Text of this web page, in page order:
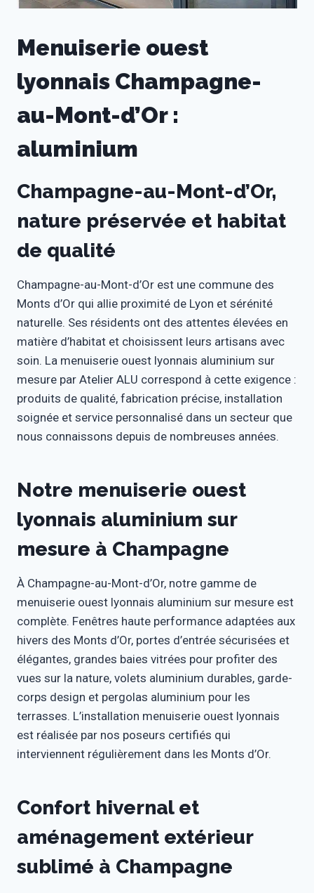
Menuiserie ouest
lyonnais Champagne-
au-Mont-d’Or :
aluminium
Champagne-au-Mont-d’Or,
nature préservée et habitat
de qualité
Champagne-au-Mont-d’Or est une commune des
Monts d’Or qui allie proximité de Lyon et sérénité
naturelle. Ses résidents ont des attentes élevées en
matière d’habitat et choisissent leurs artisans avec
soin. La menuiserie ouest lyonnais aluminium sur
mesure par Atelier ALU correspond à cette exigence :
produits de qualité, fabrication précise, installation
soignée et service personnalisé dans un secteur que
nous connaissons depuis de nombreuses années.
Notre menuiserie ouest
lyonnais aluminium sur
mesure à Champagne
À Champagne-au-Mont-d’Or, notre gamme de
menuiserie ouest lyonnais aluminium sur mesure est
complète. Fenêtres haute performance adaptées aux
hivers des Monts d’Or, portes d’entrée sécurisées et
élégantes, grandes baies vitrées pour profiter des
vues sur la nature, volets aluminium durables, garde-
corps design et pergolas aluminium pour les
terrasses. L’installation menuiserie ouest lyonnais
est réalisée par nos poseurs certifiés qui
interviennent régulièrement dans les Monts d’Or.
Confort hivernal et
aménagement extérieur
sublimé à Champagne